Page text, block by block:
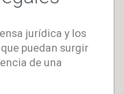
jurídica y los
puedan surgir
de una